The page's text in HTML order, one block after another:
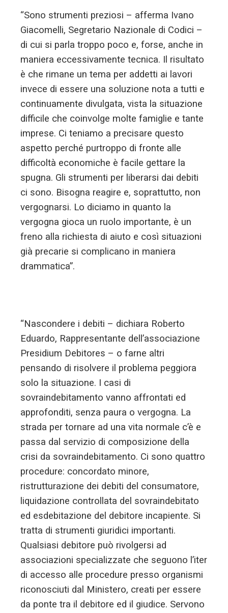
“Sono strumenti preziosi – afferma Ivano
Giacomelli, Segretario Nazionale di Codici –
di cui si parla troppo poco e, forse, anche in
maniera eccessivamente tecnica. Il risultato
è che rimane un tema per addetti ai lavori
invece di essere una soluzione nota a tutti e
continuamente divulgata, vista la situazione
difficile che coinvolge molte famiglie e tante
imprese. Ci teniamo a precisare questo
aspetto perché purtroppo di fronte alle
difficoltà economiche è facile gettare la
spugna. Gli strumenti per liberarsi dai debiti
ci sono. Bisogna reagire e, soprattutto, non
vergognarsi. Lo diciamo in quanto la
vergogna gioca un ruolo importante, è un
freno alla richiesta di aiuto e così situazioni
già precarie si complicano in maniera
drammatica”.
“Nascondere i debiti – dichiara Roberto
Eduardo, Rappresentante dell’associazione
Presidium Debitores – o farne altri
pensando di risolvere il problema peggiora
solo la situazione. I casi di
sovraindebitamento vanno affrontati ed
approfonditi, senza paura o vergogna. La
strada per tornare ad una vita normale c’è e
passa dal servizio di composizione della
crisi da sovraindebitamento. Ci sono quattro
procedure: concordato minore,
ristrutturazione dei debiti del consumatore,
liquidazione controllata del sovraindebitato
ed esdebitazione del debitore incapiente. Si
tratta di strumenti giuridici importanti.
Qualsiasi debitore può rivolgersi ad
associazioni specializzate che seguono l’iter
di accesso alle procedure presso organismi
riconosciuti dal Ministero, creati per essere
da ponte tra il debitore ed il giudice. Servono